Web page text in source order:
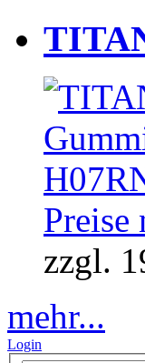
zzgl.
mehr...
Login